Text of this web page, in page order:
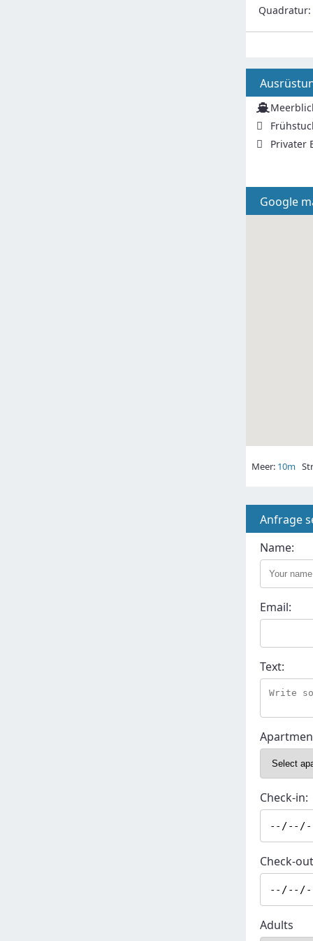
Quadratur:
Privater
Google
Meer: 10m
Anfrage
Name:
Email:
Text:
Check-in:
Check-
Adults